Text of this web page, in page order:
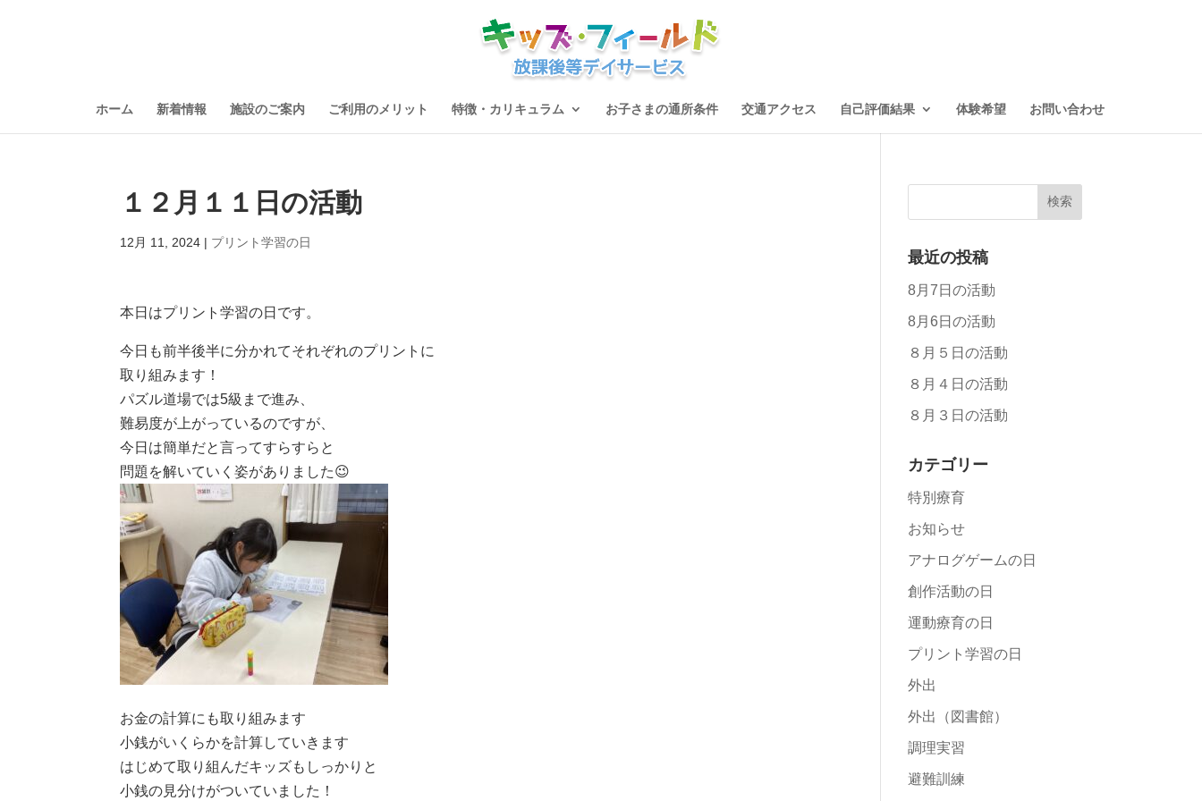
ホーム 新着情報 施設のご案内 ご利用のメリット 特徴・カリキュラム お子さまの通所条件 交通アクセス 自己評価結果 体験希望 お問い合わせ
１２月１１日の活動
12月 11, 2024 | プリント学習の日
本日はプリント学習の日です。
今日も前半後半に分かれてそれぞれのプリントに
取り組みます！
パズル道場では5級まで進み、
難易度が上がっているのですが、
今日は簡単だと言ってすらすらと
問題を解いていく姿がありました😉
お金の計算にも取り組みます
小銭がいくらかを計算していきます
はじめて取り組んだキッズもしっかりと
小銭の見分けがついていました！
最近の投稿
8月7日の活動
8月6日の活動
８月５日の活動
８月４日の活動
８月３日の活動
カテゴリー
特別療育
お知らせ
アナログゲームの日
創作活動の日
運動療育の日
プリント学習の日
外出
外出（図書館）
調理実習
避難訓練